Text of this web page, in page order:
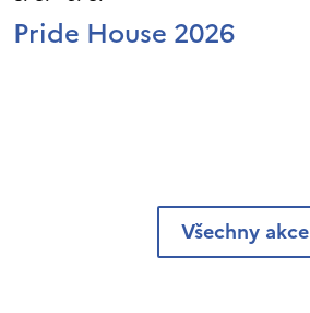
Pride House 2026
Všechny akce